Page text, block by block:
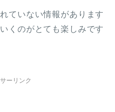
ていない情報があります
くのがとても楽しみです
ーリンク